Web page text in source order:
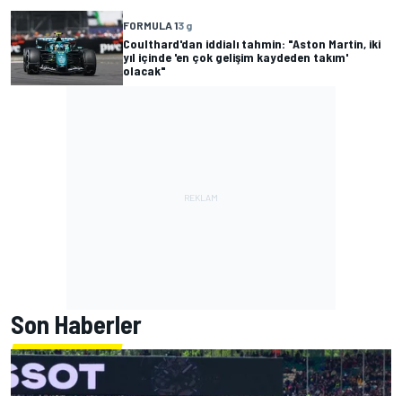
FORMULA 13 g
Coulthard'dan iddialı tahmin: "Aston Martin, iki
yıl içinde 'en çok gelişim kaydeden takım'
olacak"
Son Haberler